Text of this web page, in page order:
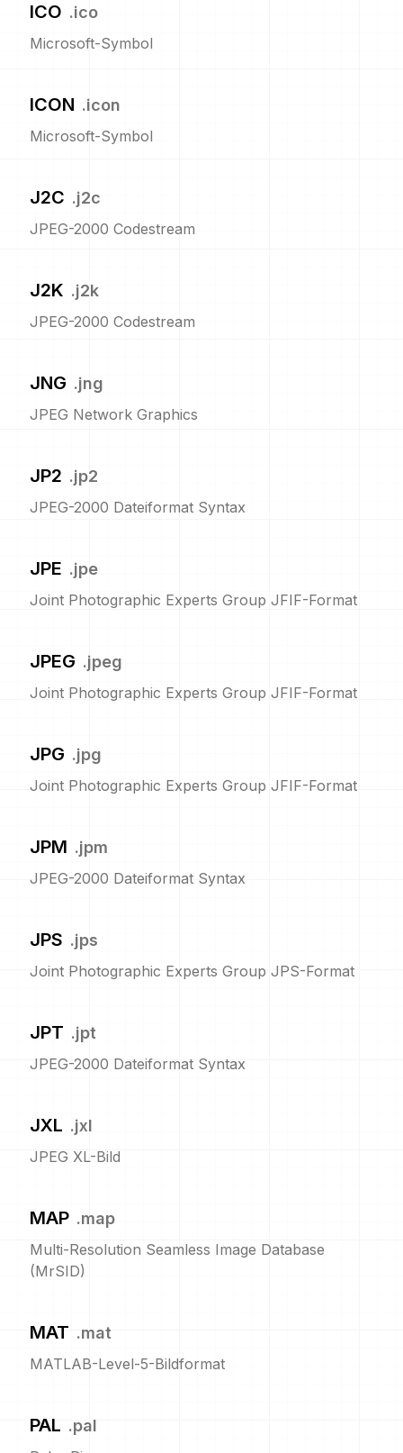
ICO .ico
Microsoft-Symbol
ICON .icon
Microsoft-Symbol
J2C .j2c
JPEG-2000 Codestream
J2K .j2k
JPEG-2000 Codestream
JNG .jng
JPEG Network Graphics
JP2 .jp2
JPEG-2000 Dateiformat Syntax
JPE .jpe
Joint Photographic Experts Group JFIF-Format
JPEG .jpeg
Joint Photographic Experts Group JFIF-Format
JPG .jpg
Joint Photographic Experts Group JFIF-Format
JPM .jpm
JPEG-2000 Dateiformat Syntax
JPS .jps
Joint Photographic Experts Group JPS-Format
JPT .jpt
JPEG-2000 Dateiformat Syntax
JXL .jxl
JPEG XL-Bild
MAP .map
Multi-Resolution Seamless Image Database
(MrSID)
MAT .mat
MATLAB-Level-5-Bildformat
PAL .pal